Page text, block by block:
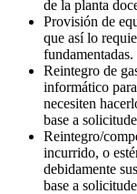
de la planta
Provisión de
que así lo
fundamentadas.
Reintegro de
informático
necesiten
base a
Reintegro/
incurrido, o
debidamente
base a